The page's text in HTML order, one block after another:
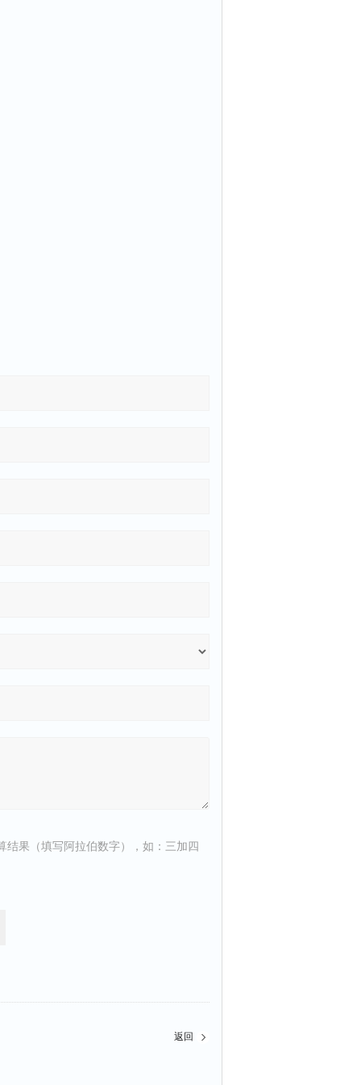
结果（填写阿拉伯数字），如：三加四
返回